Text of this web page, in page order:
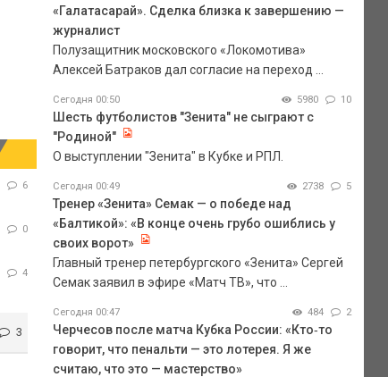
6
0
4
3
«Галатасарай». Сделка близка к завершению —
журналист
Полузащитник московского «Локомотива»
Алексей Батраков дал согласие на переход ...
Сегодня 00:50 5980 10
Шесть футболистов "Зенита" не сыграют с
"Родиной"
О выступлении "Зенита" в Кубке и РПЛ.
Сегодня 00:49 2738 5
Тренер «Зенита» Семак — о победе над
«Балтикой»: «В конце очень грубо ошиблись у
своих ворот»
Главный тренер петербургского «Зенита» Сергей
Семак заявил в эфире «Матч ТВ», что ...
Сегодня 00:47 484 2
Черчесов после матча Кубка России: «Кто‑то
говорит, что пенальти — это лотерея. Я же
считаю, что это — мастерство»